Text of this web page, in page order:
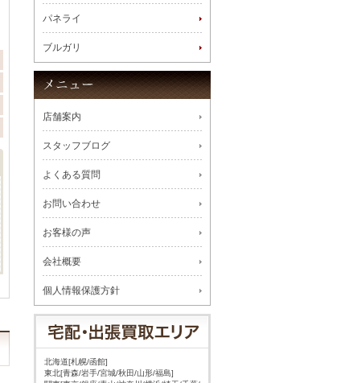
パネライ
ブルガリ
店舗案内
スタッフブログ
よくある質問
お問い合わせ
お客様の声
会社概要
個人情報保護方針
北海道[札幌/函館]
東北[青森/岩手/宮城/秋田/山形/福島]